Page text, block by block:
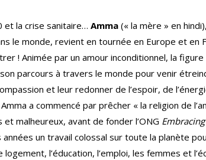
et la crise sanitaire… Amma (« la mère » en
le monde, revient en tournée en Europe et en
! Animée par un amour inconditionnel, la
parcours à travers le monde pour venir
et leur redonner de l’espoir, de
a commencé par prêcher « la religion de
malheureux, avant de fonder l’ONG
un travail colossal sur toute la planète
l’éducation, l’emploi, les femmes et